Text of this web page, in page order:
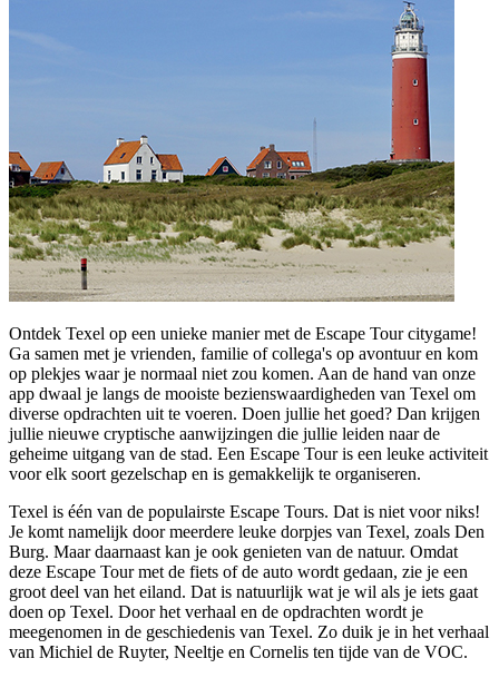
Ontdek Texel op een unieke manier met de Escape Tour citygame!
Ga samen met je vrienden, familie of collega's op avontuur en kom
op plekjes waar je normaal niet zou komen. Aan de hand van onze
app dwaal je langs de mooiste bezienswaardigheden van Texel om
diverse opdrachten uit te voeren. Doen jullie het goed? Dan krijgen
jullie nieuwe cryptische aanwijzingen die jullie leiden naar de
geheime uitgang van de stad. Een Escape Tour is een leuke activiteit
voor elk soort gezelschap en is gemakkelijk te organiseren.
Texel is één van de populairste Escape Tours. Dat is niet voor niks!
Je komt namelijk door meerdere leuke dorpjes van Texel, zoals Den
Burg. Maar daarnaast kan je ook genieten van de natuur. Omdat
deze Escape Tour met de fiets of de auto wordt gedaan, zie je een
groot deel van het eiland. Dat is natuurlijk wat je wil als je iets gaat
doen op Texel. Door het verhaal en de opdrachten wordt je
meegenomen in de geschiedenis van Texel. Zo duik je in het verhaal
van Michiel de Ruyter, Neeltje en Cornelis ten tijde van de VOC.